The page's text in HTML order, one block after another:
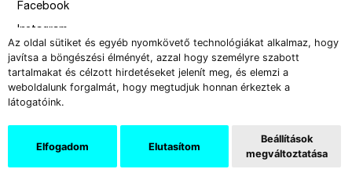
Az oldal sütiket és egyéb nyomkövető technológiákat alkalmaz, hogy
javítsa a böngészési élményét, azzal hogy személyre szabott
tartalmakat és célzott hirdetéseket jelenít meg, és elemzi a
weboldalunk forgalmát, hogy megtudjuk honnan érkeztek a
látogatóink.
Elfogadom Elutasítom
Beállítások
megváltoztatása
Facebook
Instagram
Issue
–
design by Solymosi Mór, Sirbik Attila
webbyzolka